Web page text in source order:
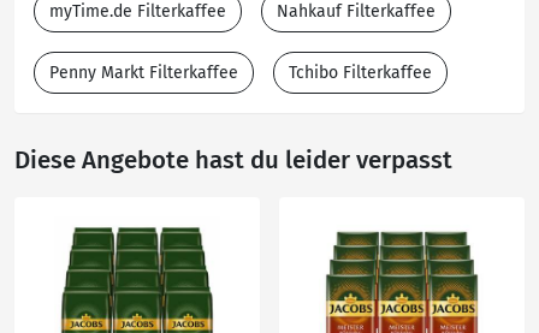
myTime.de Filterkaffee Nahkauf Filterkaffee
Penny Markt Filterkaffee Tchibo Filterkaffee
Diese Angebote hast du leider verpasst